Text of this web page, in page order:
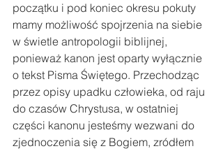
początku i pod koniec okresu pokuty
mamy możliwość spojrzenia na siebie
w świetle antropologii biblijnej,
ponieważ kanon jest oparty wyłącznie
o tekst Pisma Świętego. Przechodząc
przez opisy upadku człowieka, od raju
do czasów Chrystusa, w ostatniej
części kanonu jesteśmy wezwani do
zjednoczenia się z Bogiem, zródłem